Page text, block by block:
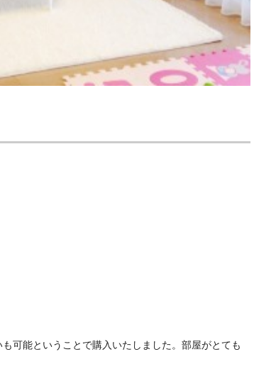
可能ということで購入いたしました。部屋がとても